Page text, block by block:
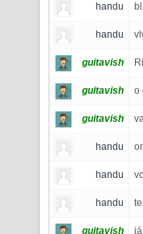
handu
handu
guitavish
guitavish o
guitavish
handu
handu
handu
guitavish